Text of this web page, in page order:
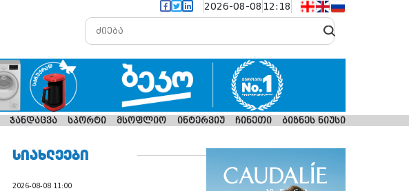
2026-08-08 12:18
ჯანდაცვა სპორტი მსოფლიო ინტერვიუ ჩინეთი ბიზნეს ნიუსი
ᲡᲘᲐᲮᲚᲔᲔᲑᲘ
2026-08-08 11:00